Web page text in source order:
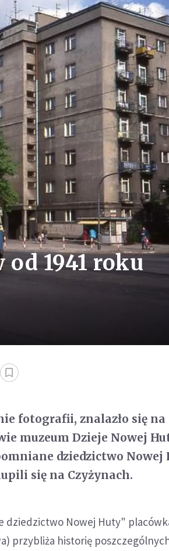
1941 roku
fotografii, znalazło się
muzeum Dzieje Nowej
dziedzictwo Nowej
się na Czyżynach.
dziedzictwo Nowej Huty"
przybliża historię